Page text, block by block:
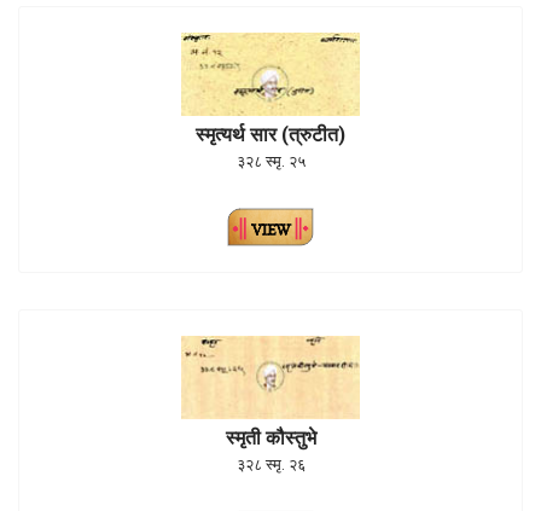
स्मृत्यर्थ सार (त्रुटीत)
३२८ स्मृ. २५
स्मृती कौस्तुभे
३२८ स्मृ. २६